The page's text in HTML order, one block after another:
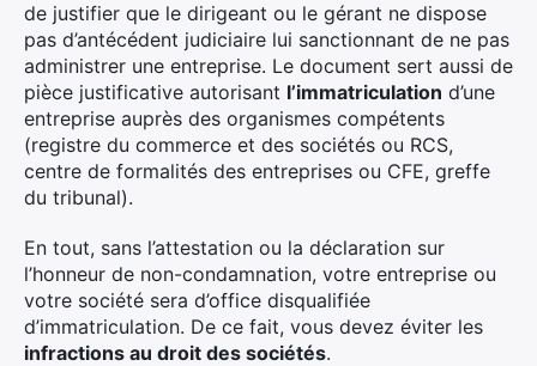
de justifier que le dirigeant ou le gérant ne dispose
pas d’antécédent judiciaire lui sanctionnant de ne pas
administrer une entreprise. Le document sert aussi de
pièce justificative autorisant l’immatriculation d’une
entreprise auprès des organismes compétents
(registre du commerce et des sociétés ou RCS,
centre de formalités des entreprises ou CFE, greffe
du tribunal).
En tout, sans l’attestation ou la déclaration sur
l’honneur de non-condamnation, votre entreprise ou
votre société sera d’office disqualifiée
d’immatriculation. De ce fait, vous devez éviter les
infractions au droit des sociétés.